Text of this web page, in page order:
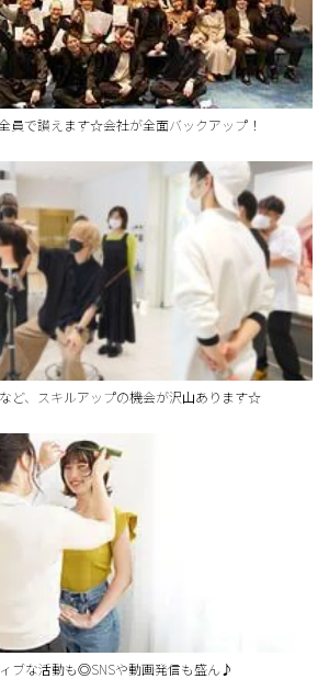
員で讃えます☆会社が全面バックアップ！
ど、スキルアップの機会が沢山あります☆
ブな活動も◎SNSや動画発信も盛ん♪